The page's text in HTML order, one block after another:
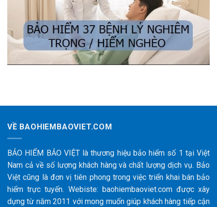
VỀ BAOHIEMBAOVIET.COM
BẢO HIỂM BẢO VIỆT là thương hiệu bảo hiểm số 1 tại Việt
Nam cả về số lượng khách hàng và chất lượng dịch vụ. Bảo
Việt cũng là đơn vị tiên phong trong việc triển khai bán bảo
hiểm trực tuyến. Webiste: baohiembaoviet.com được xây
dựng từ năm 2011 với mong muốn giúp khách hàng tiếp cận